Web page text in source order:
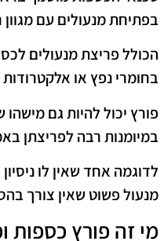
בפתיחת מנעולים עם
הכולל פריצת מנעולים
בחומרי נפץ או
פורץ יכול להיות גם
במיומנות רבה לפריצתן
לדוגמה אחד שאין לו
מנעול פשוט שאין צורך
מי זה פורץ כספות